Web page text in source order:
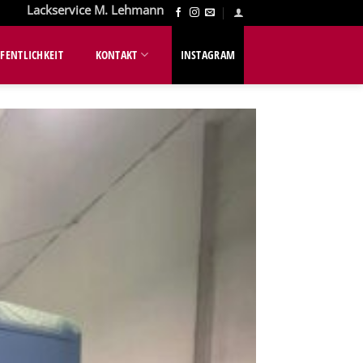
Lackservice M. Lehmann
KONTAKT INSTAGRAM